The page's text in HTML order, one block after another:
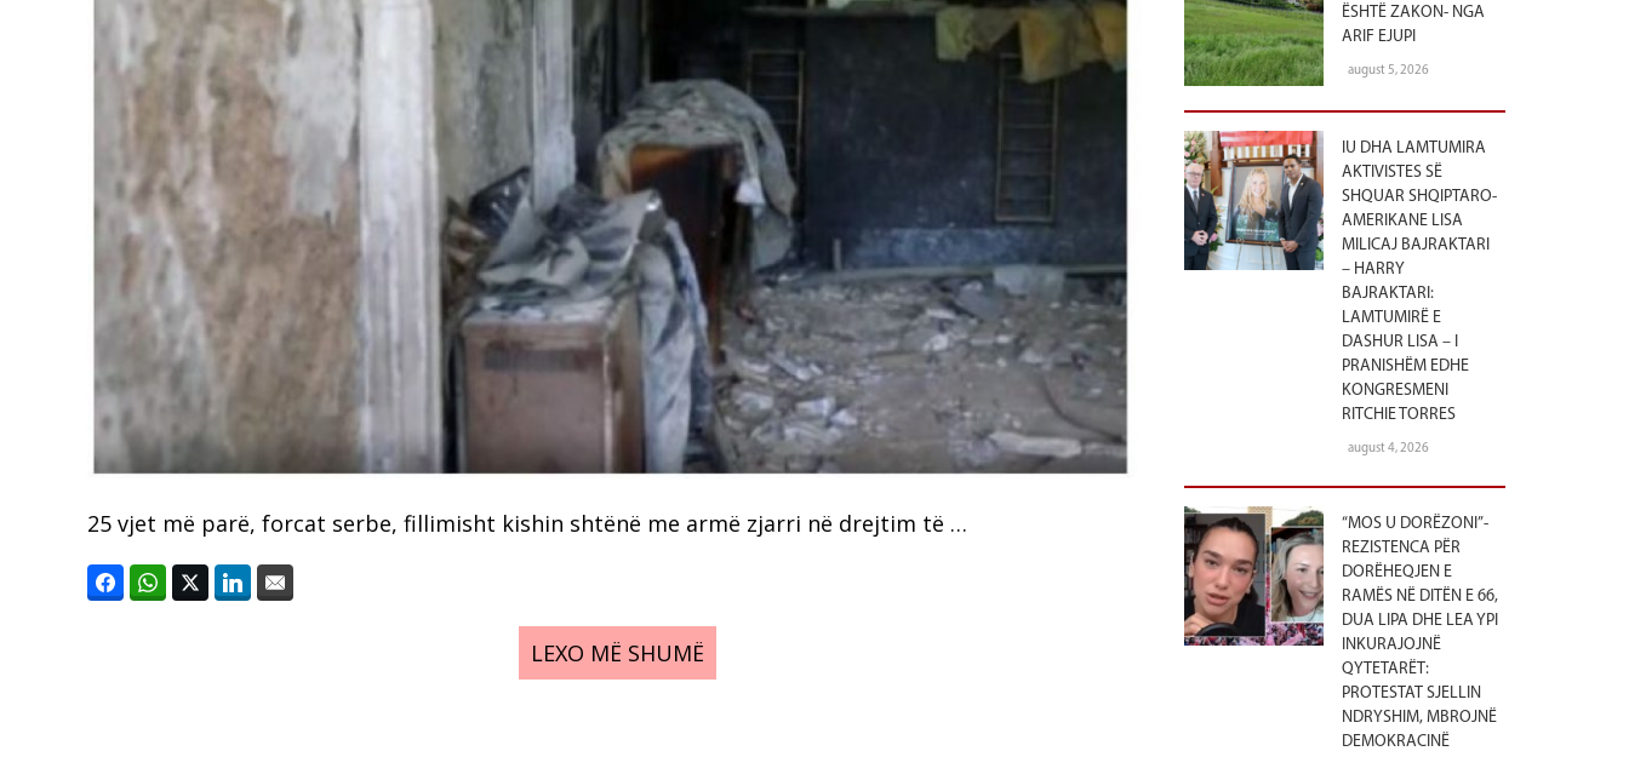
25 vjet më parë, forcat serbe, fillimisht kishin shtënë me armë zjarri në drejtim të …
LEXO MË SHUMË
ËSHTË ZAKON- NGA
ARIF EJUPI
august 5, 2026
IU DHA LAMTUMIRA
AKTIVISTES SË
SHQUAR SHQIPTARO-
AMERIKANE LISA
MILICAJ BAJRAKTARI
– HARRY
BAJRAKTARI:
LAMTUMIRË E
DASHUR LISA – I
PRANISHËM EDHE
KONGRESMENI
RITCHIE TORRES
august 4, 2026
“MOS U DORËZONI”-
REZISTENCA PËR
DORËHEQJEN E
RAMËS NË DITËN E 66,
DUA LIPA DHE LEA YPI
INKURAJOJNË
QYTETARËT:
PROTESTAT SJELLIN
NDRYSHIM, MBROJNË
DEMOKRACINË